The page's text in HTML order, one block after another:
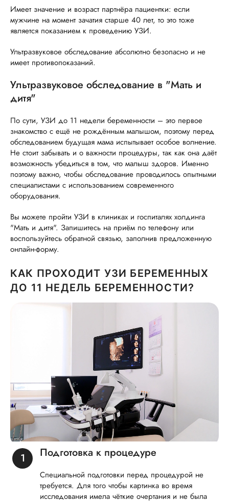
Имеет значение и возраст партнёра пациентки: если
мужчине на момент зачатия старше 40 лет, то это тоже
является показанием к проведению УЗИ.
Ультразвуковое обследование абсолютно безопасно и не
имеет противопоказаний.
Ультразвуковое обследование в "Мать и
дитя"
По сути, УЗИ до 11 недели беременности – это первое
знакомство с ещё не рождённым малышом, поэтому перед
обследованием будущая мама испытывает особое волнение.
Не стоит забывать и о важности процедуры, так как она даёт
возможность убедиться в том, что малыш здоров. Именно
поэтому важно, чтобы обследование проводилось опытными
специалистами с использованием современного
оборудования.
Вы можете пройти УЗИ в клиниках и госпиталях холдинга
"Мать и дитя". Запишитесь на приём по телефону или
воспользуйтесь обратной связью, заполнив предложенную
онлайн-форму.
КАК ПРОХОДИТ УЗИ БЕРЕМЕННЫХ
ДО 11 НЕДЕЛЬ БЕРЕМЕННОСТИ?
Подготовка к процедуре
Специальной подготовки перед процедурой не
требуется. Для того чтобы картинка во время
исследования имела чёткие очертания и не была